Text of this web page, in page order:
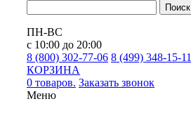
Поиск
ПН-ВС
с 10:00 до 20:00
8 (800) 302-77-06 8 (499) 348-15-11
КОРЗИНА
0 товаров. Заказать звонок
Меню